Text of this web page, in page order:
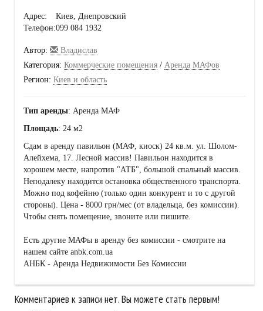
Адрес:
Киев, Днепровский
Телефон:099 084 1932
Автор:
Владислав
Категория: Коммерческие помещения / Аренда МАФов
Регион: Киев и область
Тип аренды: Аренда МАФ
Площадь: 24 м2
Сдам в аренду павильон (МАФ, киоск) 24 кв.м. ул. Шолом-
Алейхема, 17. Лесной массив! Павильон находится в
хорошем месте, напротив "АТБ", большой спальный массив.
Неподалеку находится остановка общественного транспорта.
Можно под кофейню (только один конкурент и то с другой
стороны). Цена - 8000 грн/мес (от владельца, без комиссии).
Чтобы снять помещение, звоните или пишите.
Есть другие МАФы в аренду без комиссии - смотрите на
нашем сайте anbk.com.ua
АНБК - Аренда Недвижимости Без Комиссии
Комментариев к записи нет. Вы можете стать первым!